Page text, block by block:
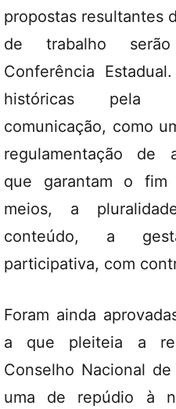
propostas resultantes
de trabalho
Conferência
históricas pela
comunicação, como
regulamentação de
que garantam o fim
meios, a
conteúdo, a
participativa, com
Foram ainda
a que pleiteia a
Conselho Nacional
uma de repúdio à